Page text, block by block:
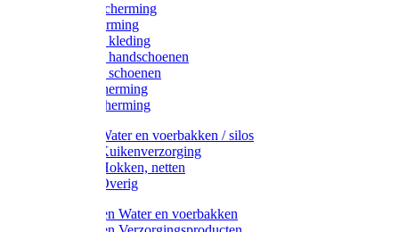
Gehoorbescherming
Oogbescherming
Disposable kleding
Disposable handschoenen
Disposable schoenen
Mondbescherming
Hoofdbescherming
Pluimvee Water en voerbakken / silos
Pluimvee Kuikenverzorging
Pluimvee Hokken, netten
Pluimvee Overig
Knaagdieren Water en voerbakken